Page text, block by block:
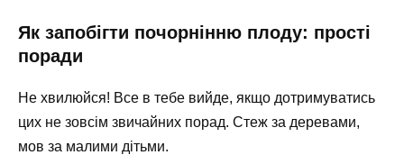
Як запобігти почорнінню плоду: прості
поради
Не хвилюйся! Все в тебе вийде, якщо дотримуватись
цих не зовсім звичайних порад. Стеж за деревами,
мов за малими дітьми.